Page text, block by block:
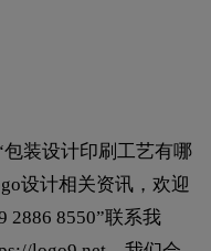
装设计印刷工艺有哪
设计相关资讯，欢迎
2886 8550”联系我